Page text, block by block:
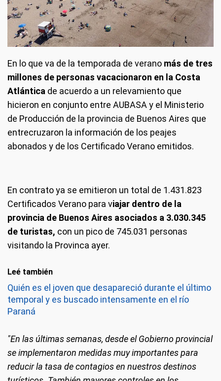
En lo que va de la temporada de verano más de tres
millones de personas vacacionaron en la Costa
Atlántica de acuerdo a un relevamiento que
hicieron en conjunto entre AUBASA y el Ministerio
de Producción de la provincia de Buenos Aires que
entrecruzaron la información de los peajes
abonados y de los Certificado Verano emitidos.
En contrato ya se emitieron un total de 1.431.823
Certificados Verano para viajar dentro de la
provincia de Buenos Aires asociados a 3.030.345
de turistas, con un pico de 745.031 personas
visitando la Provinca ayer.
Leé también
Quién es el joven que desapareció durante el último
temporal y es buscado intensamente en el río
Paraná
"En las últimas semanas, desde el Gobierno provincial
se implementaron medidas muy importantes para
reducir la tasa de contagios en nuestros destinos